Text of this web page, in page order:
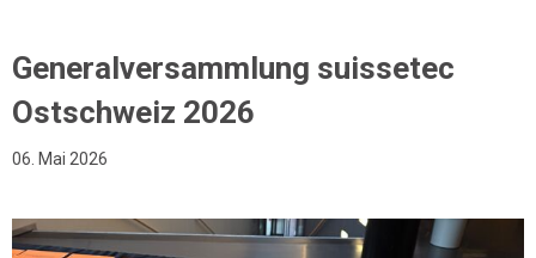
Generalversammlung suissetec
Ostschweiz 2026
06. Mai 2026